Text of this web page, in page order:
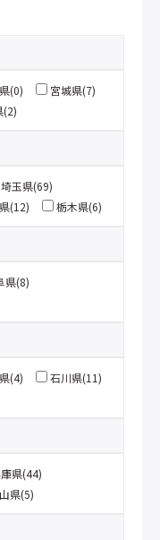
(0)
宮城県(7)
(2)
埼玉県(69)
(12) 栃木県(6)
県(8)
(4)
石川県(11)
県(44)
県(5)